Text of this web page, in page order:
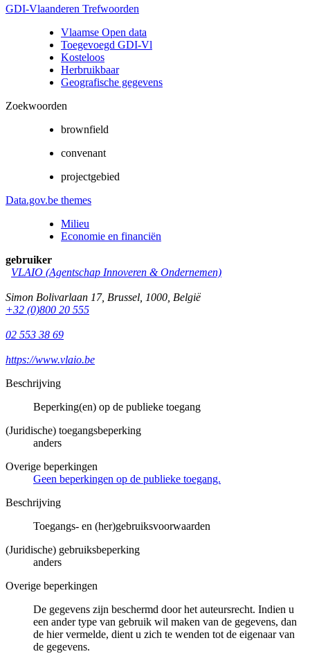
GDI-Vlaanderen Trefwoorden
Vlaamse Open data
Toegevoegd GDI-Vl
Kosteloos
Herbruikbaar
Geografische gegevens
Zoekwoorden
brownfield
convenant
projectgebied
Data.gov.be themes
Milieu
Economie en financiën
gebruiker
VLAIO (Agentschap Innoveren & Ondernemen)
Simon Bolivarlaan 17, Brussel 1000 België
+32 (0)800 20 555
02 553 38 69
https://www.vlaio.be
Beschrijving
Beperking(en) op de publieke toegang
(Juridische) toegangsbeperking
anders
Overige beperkingen
Geen beperkingen op de publieke toegang.
Beschrijving
Toegangs- en (her)gebruiksvoorwaarden
(Juridische) gebruiksbeperking
anders
Overige beperkingen
De gegevens zijn beschermd door het auteursrecht. Indien u
een ander type van gebruik wil maken van de gegevens, dan
de hier vermelde, dient u zich te wenden tot de eigenaar van
de gegevens.